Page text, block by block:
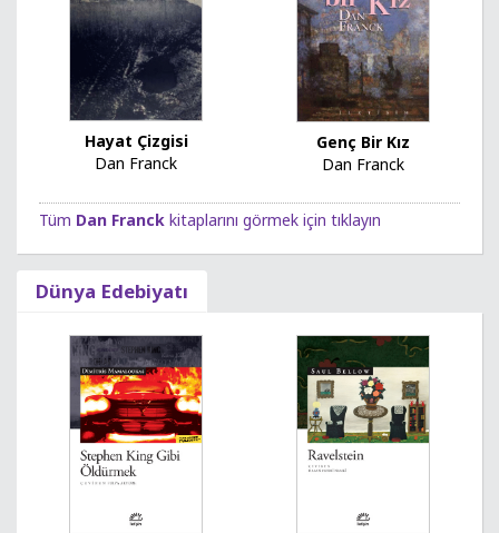
Hayat Çizgisi
Dan Franck
Genç Bir Kız
Dan Franck
Tüm Dan Franck kitaplarını görmek için tıklayın
Dünya Edebiyatı